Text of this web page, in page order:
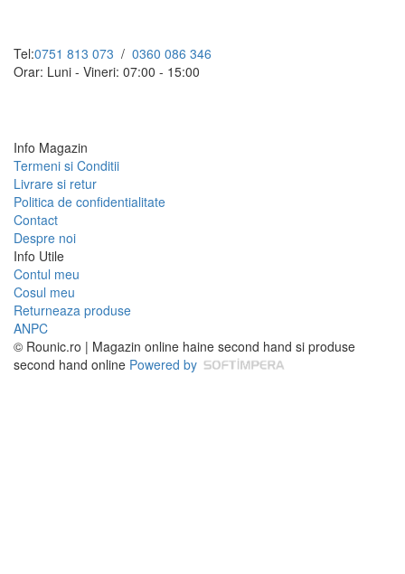
Tel:0751 813 073 / 0360 086 346
Orar: Luni - Vineri: 07:00 - 15:00
Info Magazin
Termeni si Conditii
Livrare si retur
Politica de confidentialitate
Contact
Despre noi
Info Utile
Contul meu
Cosul meu
Returneaza produse
ANPC
© Rounic.ro | Magazin online haine second hand si produse
second hand online Powered by